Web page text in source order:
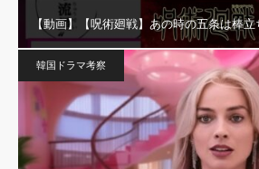
【動画】【呪術廻戦】あの時の五条は棒
韓国ドラマ考察